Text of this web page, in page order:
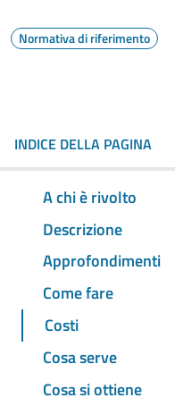
Normativa di riferimento
INDICE DELLA PAGINA
A chi è rivolto
Descrizione
Approfondimenti
Come fare
Costi
Cosa serve
Cosa si ottiene